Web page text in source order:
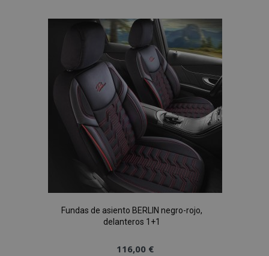
Lista
de
Deseos
Fundas de asiento BERLIN negro-rojo,
delanteros 1+1
116,00 €